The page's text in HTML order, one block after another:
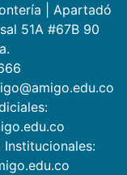
Apartadó
51A #67B 90